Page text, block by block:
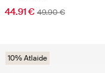
44.91 € 49.90 €
10% Atlaide